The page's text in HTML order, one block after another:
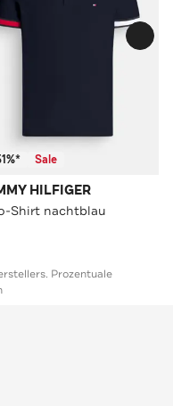
Sale
HILFIGER
Shirt nachtblau
Prozentuale